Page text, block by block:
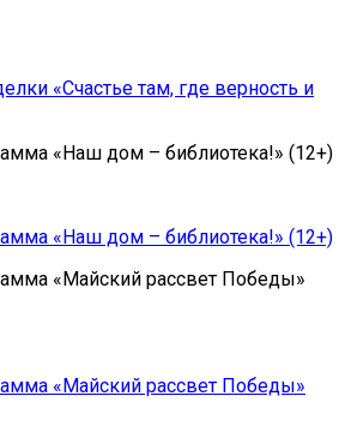
«Счастье там, где верность и
«Наш дом – библиотека!» (12+)
«Наш дом – библиотека!» (12+)
«Майский рассвет Победы»
«Майский рассвет Победы»